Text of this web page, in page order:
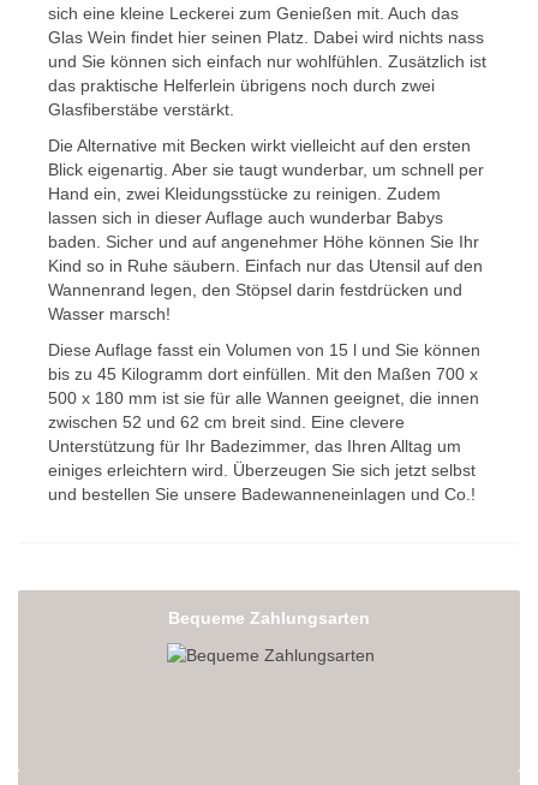
sich eine kleine Leckerei zum Genießen mit. Auch das
Glas Wein findet hier seinen Platz. Dabei wird nichts nass
und Sie können sich einfach nur wohlfühlen. Zusätzlich ist
das praktische Helferlein übrigens noch durch zwei
Glasfiberstäbe verstärkt.
Die Alternative mit Becken wirkt vielleicht auf den ersten
Blick eigenartig. Aber sie taugt wunderbar, um schnell per
Hand ein, zwei Kleidungsstücke zu reinigen. Zudem
lassen sich in dieser Auflage auch wunderbar Babys
baden. Sicher und auf angenehmer Höhe können Sie Ihr
Kind so in Ruhe säubern. Einfach nur das Utensil auf den
Wannenrand legen, den Stöpsel darin festdrücken und
Wasser marsch!
Diese Auflage fasst ein Volumen von 15 l und Sie können
bis zu 45 Kilogramm dort einfüllen. Mit den Maßen 700 x
500 x 180 mm ist sie für alle Wannen geeignet, die innen
zwischen 52 und 62 cm breit sind. Eine clevere
Unterstützung für Ihr Badezimmer, das Ihren Alltag um
einiges erleichtern wird. Überzeugen Sie sich jetzt selbst
und bestellen Sie unsere Badewanneneinlagen und Co.!
Bequeme Zahlungsarten